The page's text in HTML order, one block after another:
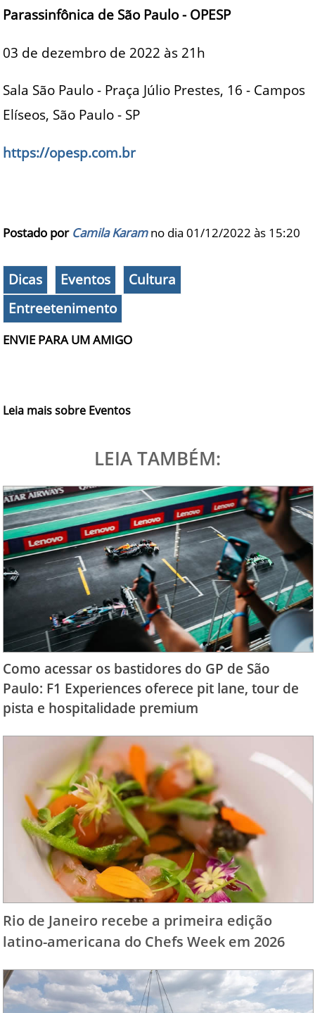
Parassinfônica de São Paulo - OPESP
03 de dezembro de 2022 às 21h
Sala São Paulo - Praça Júlio Prestes, 16 - Campos
Elíseos, São Paulo - SP
https://opesp.com.br
Postado por Camila Karamno dia 01/12/2022 às 15:20
Dicas Eventos
Cultura
Entreetenimento
ENVIE PARA UM AMIGO
Leia mais sobre Eventos
LEIA TAMBÉM:
Como acessar os bastidores do GP de São
Paulo: F1 Experiences oferece pit lane, tour de
pista e hospitalidade premium
Rio de Janeiro recebe a primeira edição
latino-americana do Chefs Week em 2026